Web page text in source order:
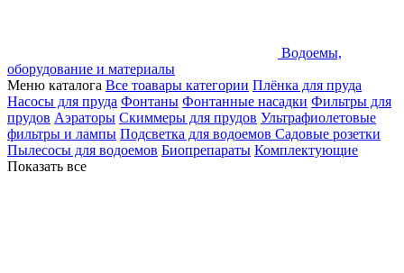
Водоемы,
оборудование и материалы
Меню каталога Все тоавары категории Плёнка для пруда
Насосы для пруда Фонтаны Фонтанные насадки Фильтры для
прудов Аэраторы Скиммеры для прудов Ультрафиолетовые
фильтры и лампы Подсветка для водоемов Садовые розетки
Пылесосы для водоемов Биопрепараты Комплектующие
Показать все